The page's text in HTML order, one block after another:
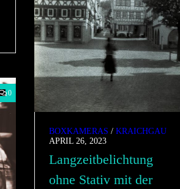
BOXKAMERAS /KRAICHGAU
APRIL 26, 2023
Langzeitbelichtung
ohne Stativ mit der
0